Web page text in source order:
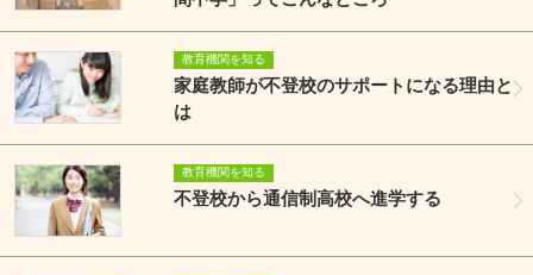
教育機関を知る
家庭教師が不登校のサポートになる理由と
は
教育機関を知る
不登校から通信制高校へ進学する